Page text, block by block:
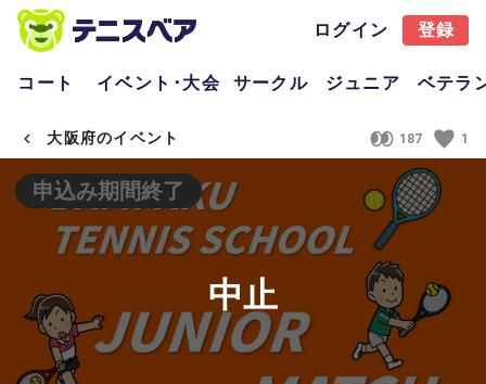
ログイン 登録
コート イベント･大会 サークル ジュニア ベテラ
大阪府のイベント 187 1
中止
申込み期間終了